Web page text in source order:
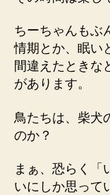
て
ちーちゃんもぶ
情期とか、眠い
間違えたときな
があります。
鳥たちは、柴犬
のか？
まぁ、恐らく「
いにしか思って